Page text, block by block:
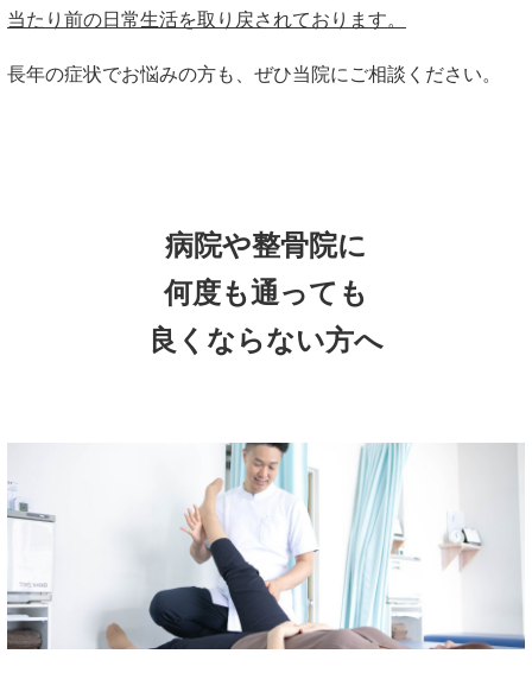
当たり前の日常生活を取り戻されております。
長年の症状でお悩みの方も、ぜひ当院にご相談ください。
病院や整骨院に
何度も通っても
良くならない方へ